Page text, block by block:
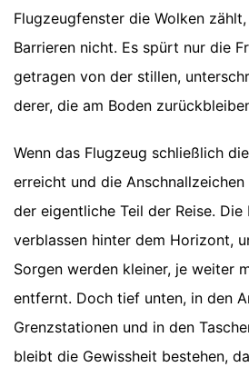
Flugzeugfenster die Wolken
Barrieren nicht. Es spürt nur die
getragen von der stillen,
derer, die am Boden
Wenn das Flugzeug schließlich
erreicht und die
der eigentliche Teil der Reise. Die
verblassen hinter dem Horizont,
Sorgen werden kleiner, je weiter
entfernt. Doch tief unten, in den
Grenzstationen und in den
bleibt die Gewissheit bestehen,